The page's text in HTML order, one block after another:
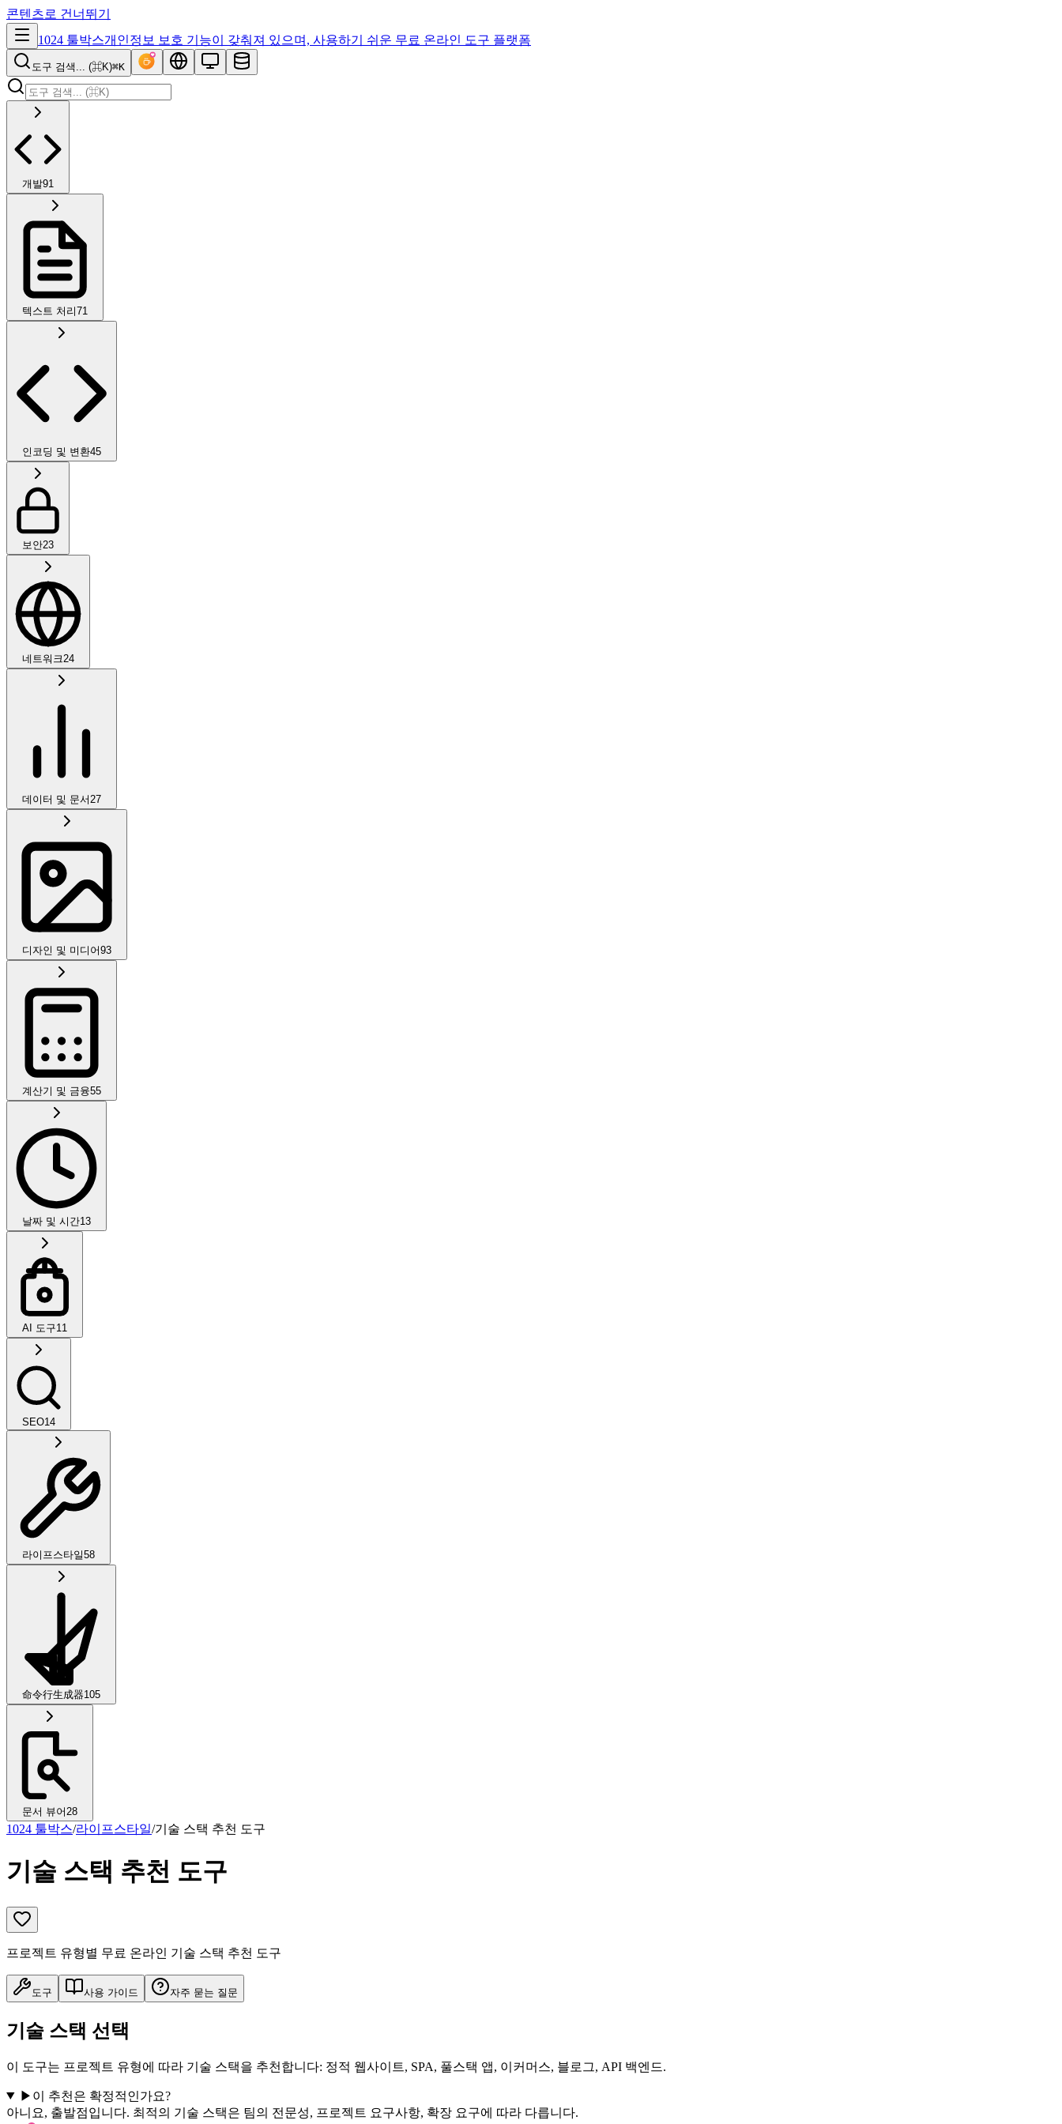
콘텐츠로 건너뛰기
1024 툴박스개인정보 보호 기능이 갖춰져 있으며, 사용하기 쉬운 무료 온라인 도구 플랫폼
도구 검색... (⌘K)⌘K
개발91
텍스트 처리71
인코딩 및 변환45
보안23
네트워크24
데이터 및 문서27
디자인 및 미디어93
계산기 및 금융55
날짜 및 시간13
AI 도구11
SEO14
라이프스타일58
命令行生成器105
문서 뷰어28
1024 툴박스/라이프스타일/기술 스택 추천 도구
기술 스택 추천 도구
프로젝트 유형별 무료 온라인 기술 스택 추천 도구
도구 사용 가이드 자주 묻는 질문
기술 스택 선택
이 도구는 프로젝트 유형에 따라 기술 스택을 추천합니다: 정적 웹사이트, SPA, 풀스택 앱, 이커머스, 블로그, API 백엔드.
▶ 이 추천은 확정적인가요?
아니요, 출발점입니다. 최적의 기술 스택은 팀의 전문성, 프로젝트 요구사항, 확장 요구에 따라 다릅니다.